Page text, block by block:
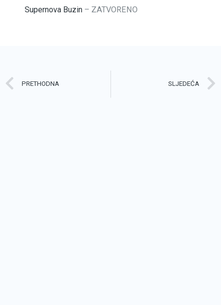
Supernova Buzin – ZATVORENO
Prev
PRETHODNA SLJEDEĆA